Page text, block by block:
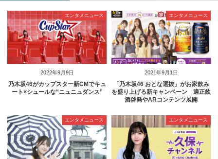
2022年9月9日
エンタメニュース
乃木坂46がカップスター新CMでキュ
ート×シュールな“ニュニュダンス”
2021年9月1日
エンタメニュース
「乃木坂46 おとな選抜」がお家飲み
を盛り上げる新キャンペーン 適正飲
酒啓発やARコンテンツ展開
エンタメニュース エンタメニュース